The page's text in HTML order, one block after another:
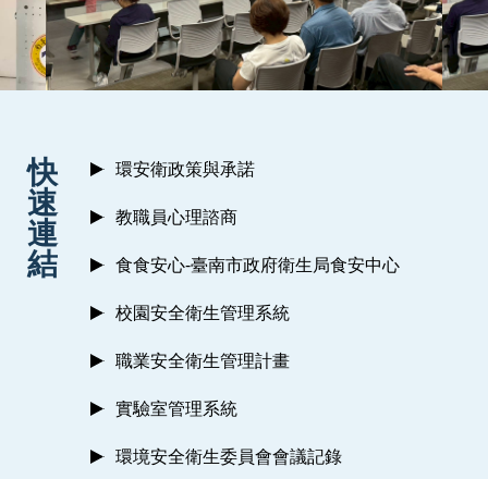
快
速
連
結
環安衛政策與承諾
教職員心理諮商
食食安心-臺南市政府衛生局食安中心
校園安全衛生管理系統
職業安全衛生管理計畫
實驗室管理系統
環境安全衛生委員會會議記錄